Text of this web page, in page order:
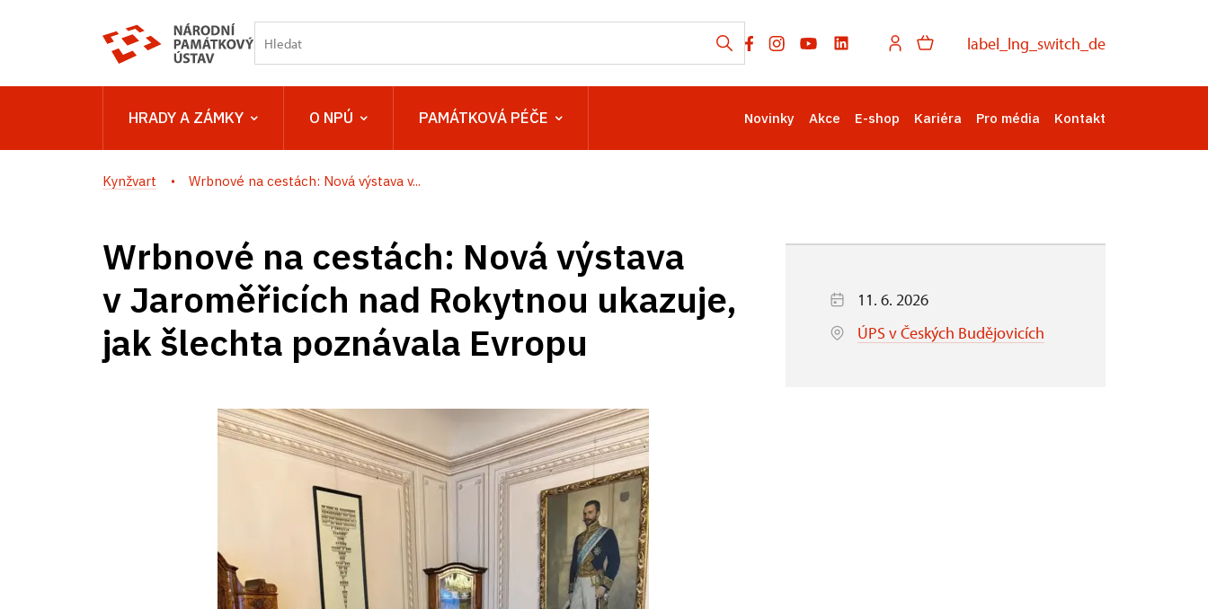
label_lng_switch_de
HRADY A ZÁMKY O NPÚ PAMÁTKOVÁ PÉČE Novinky Akce E-shop Kariéra Pro média Kontakt
Kynžvart Wrbnové na cestách: Nová výstava v...
Wrbnové na cestách: Nová výstava
v Jaroměřicích nad Rokytnou ukazuje,
jak šlechta poznávala Evropu
11. 6. 2026
ÚPS v Českých Budějovicích